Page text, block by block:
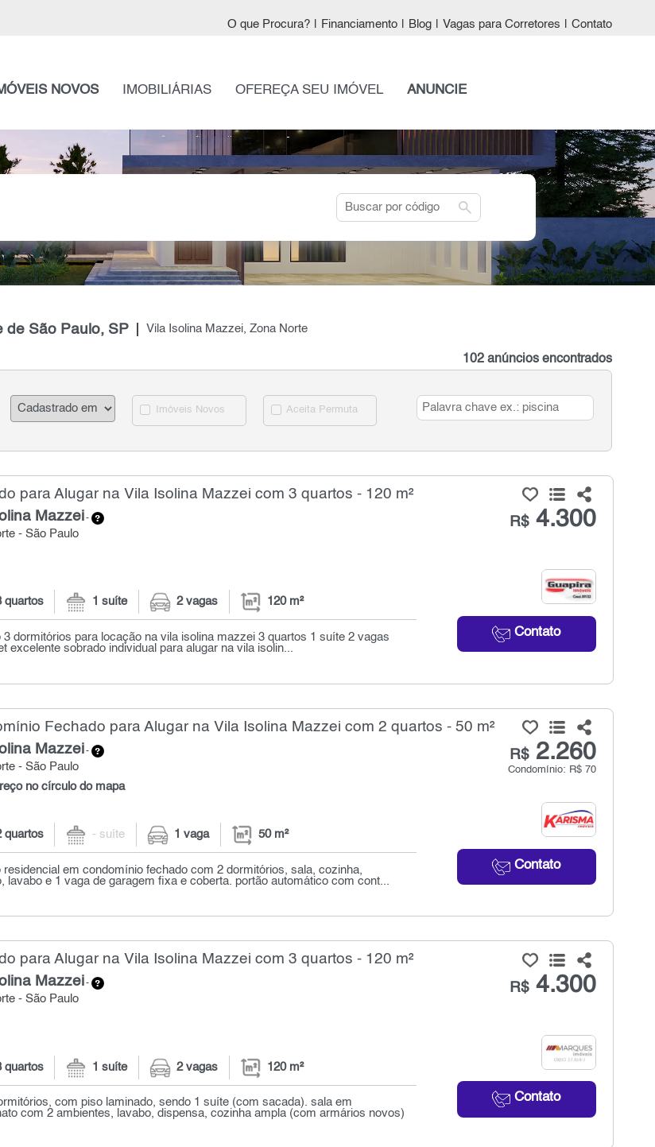
O que Procura? Financiamento Blog Vagas para Corretores Contato
NOVOS IMOBILIÁRIAS OFEREÇA SEU IMÓVEL ANUNCIE
search
de São Paulo, SP Vila Isolina Mazzei, Zona Norte
102 anúncios encontrados
Imóveis Novos Aceita Permuta
para Alugar na Vila Isolina Mazzei com 3 quartos - 120 m²
Mazzei-
- São Paulo
R$4.300
Contato
quartos 1 suíte 2 vagas 120 m²
3 dormitórios para locação na vila isolina mazzei 3 quartos 1 suíte 2 vagas
excelente sobrado individual para alugar na vila isolin...
Fechado para Alugar na Vila Isolina Mazzei com 2 quartos - 50 m²
Mazzei-
- São Paulo
no círculo do mapa
R$2.260
Condomínio: R$ 70
Contato
quartos - suíte 1 vaga 50 m²
residencial em condomínio fechado com 2 dormitórios, sala, cozinha,
lavabo e 1 vaga de garagem fixa e coberta. portão automático com cont...
para Alugar na Vila Isolina Mazzei com 3 quartos - 120 m²
Mazzei-
- São Paulo
R$4.300
Contato
quartos 1 suíte 2 vagas 120 m²
com piso laminado, sendo 1 suíte (com sacada). sala em
com 2 ambientes, lavabo, dispensa, cozinha ampla (com armários novos)